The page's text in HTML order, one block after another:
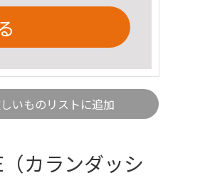
いものリストに追加
カランダッシ